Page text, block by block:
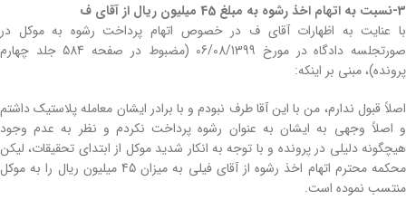
3-نسبت به اتهام اخذ رشوه به مبلغ 45 میلیون ریال از آقای ف
با عنایت به اظهارات آقای ف در خصوص اتهام پرداخت رشوه به موکل در
صورتجلسه دادگاه در مورخ 06/08/1399 (مضبوط در صفحه 584 جلد چهارم
پرونده)، مبنی بر اینکه:
اصلاً قبول ندارم، من با این آقا طرف نبودم و با برادر ایشان معامله پلاستیک داشتم
و اصلاً وجهی به ایشان به عنوان رشوه پرداخت نکردم و نظر به عدم وجود
هیچگونه دلیلی در پرونده و با توجه به انکار شدید موکل از ابتدای تحقیقات، لیکن
محکمه محترم اتهام اخذ رشوه از آقای فیلی به میزان 45 میلیون ریال را به موکل
منتسب نموده است.